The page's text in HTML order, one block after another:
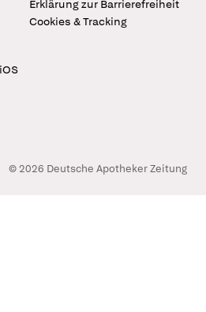
Erklärung zur Barrierefreiheit
Cookies & Tracking
© 2026 Deutsche Apotheker Zeitung